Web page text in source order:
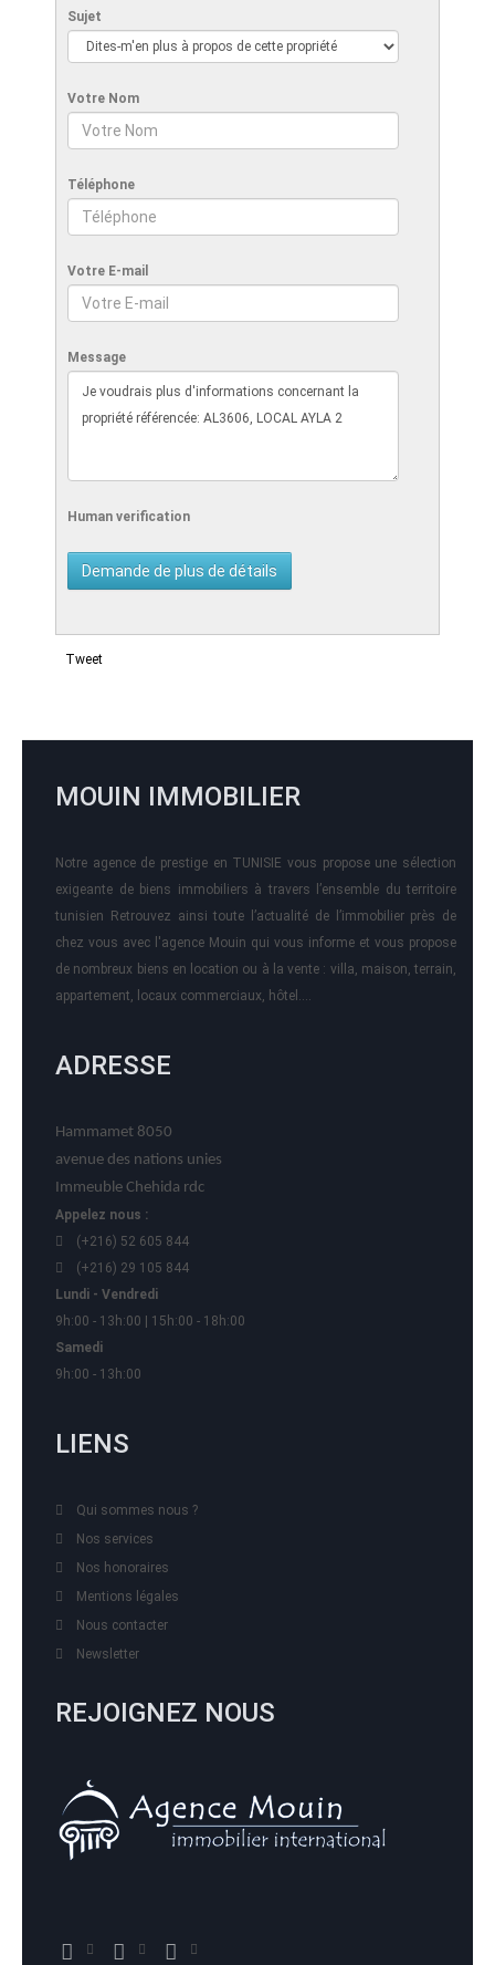
Sujet
Votre Nom
Téléphone
Votre E-mail
Message
Human verification
Tweet
MOUIN IMMOBILIER
Notre agence de prestige en TUNISIE vous propose une sélection
exigeante de biens immobiliers à travers l’ensemble du territoire
tunisien Retrouvez ainsi toute l’actualité de l’immobilier près de
chez vous avec l'agence Mouin qui vous informe et vous propose
de nombreux biens en location ou à la vente : villa, maison, terrain,
appartement, locaux commerciaux, hôtel….
ADRESSE
Hammamet 8050
avenue des nations unies
Immeuble Chehida rdc
Appelez nous :
(+216) 52 605 844
(+216) 29 105 844
Lundi - Vendredi
9h:00 - 13h:00 | 15h:00 - 18h:00
Samedi
9h:00 - 13h:00
LIENS
Qui sommes nous ?
Nos services
Nos honoraires
Mentions légales
Nous contacter
Newsletter
REJOIGNEZ NOUS